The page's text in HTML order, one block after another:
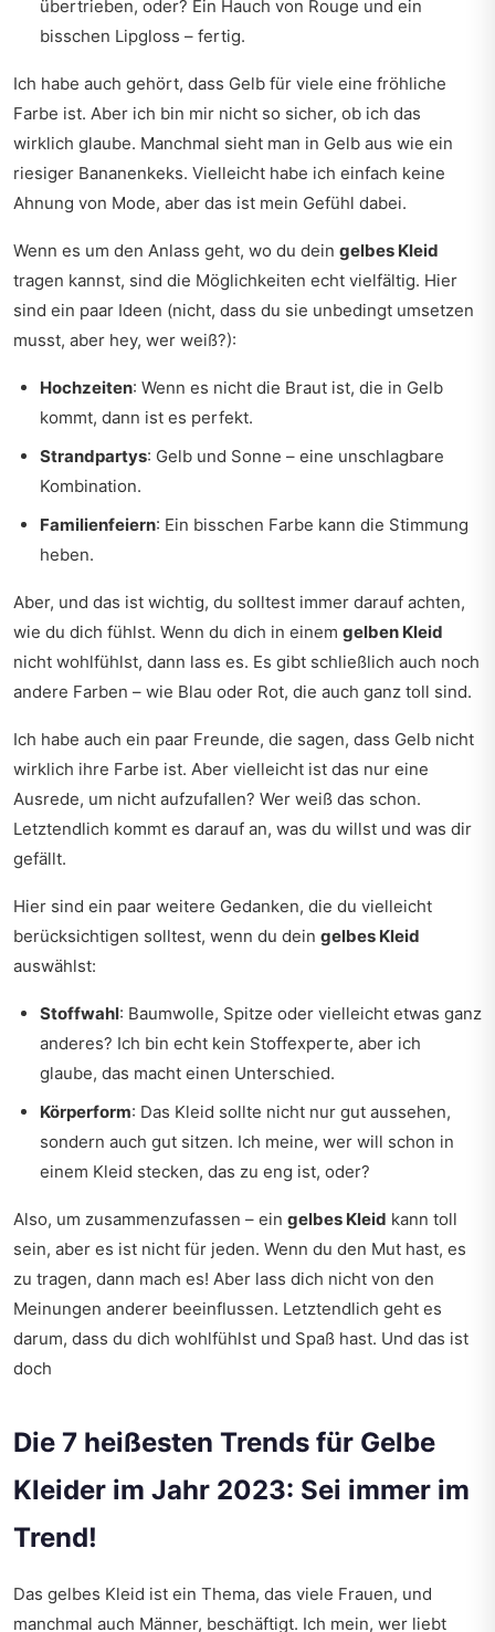
übertrieben, oder? Ein Hauch von Rouge und ein
bisschen Lipgloss – fertig.
Ich habe auch gehört, dass Gelb für viele eine fröhliche
Farbe ist. Aber ich bin mir nicht so sicher, ob ich das
wirklich glaube. Manchmal sieht man in Gelb aus wie ein
riesiger Bananenkeks. Vielleicht habe ich einfach keine
Ahnung von Mode, aber das ist mein Gefühl dabei.
Wenn es um den Anlass geht, wo du dein gelbes Kleid
tragen kannst, sind die Möglichkeiten echt vielfältig. Hier
sind ein paar Ideen (nicht, dass du sie unbedingt umsetzen
musst, aber hey, wer weiß?):
Hochzeiten: Wenn es nicht die Braut ist, die in Gelb
kommt, dann ist es perfekt.
Strandpartys: Gelb und Sonne – eine unschlagbare
Kombination.
Familienfeiern: Ein bisschen Farbe kann die Stimmung
heben.
Aber, und das ist wichtig, du solltest immer darauf achten,
wie du dich fühlst. Wenn du dich in einem gelben Kleid
nicht wohlfühlst, dann lass es. Es gibt schließlich auch noch
andere Farben – wie Blau oder Rot, die auch ganz toll sind.
Ich habe auch ein paar Freunde, die sagen, dass Gelb nicht
wirklich ihre Farbe ist. Aber vielleicht ist das nur eine
Ausrede, um nicht aufzufallen? Wer weiß das schon.
Letztendlich kommt es darauf an, was du willst und was dir
gefällt.
Hier sind ein paar weitere Gedanken, die du vielleicht
berücksichtigen solltest, wenn du dein gelbes Kleid
auswählst:
Stoffwahl: Baumwolle, Spitze oder vielleicht etwas ganz
anderes? Ich bin echt kein Stoffexperte, aber ich
glaube, das macht einen Unterschied.
Körperform: Das Kleid sollte nicht nur gut aussehen,
sondern auch gut sitzen. Ich meine, wer will schon in
einem Kleid stecken, das zu eng ist, oder?
Also, um zusammenzufassen – ein gelbes Kleid kann toll
sein, aber es ist nicht für jeden. Wenn du den Mut hast, es
zu tragen, dann mach es! Aber lass dich nicht von den
Meinungen anderer beeinflussen. Letztendlich geht es
darum, dass du dich wohlfühlst und Spaß hast. Und das ist
doch
Die 7 heißesten Trends für Gelbe
Kleider im Jahr 2023: Sei immer im
Trend!
Das gelbes Kleid ist ein Thema, das viele Frauen, und
manchmal auch Männer, beschäftigt. Ich mein, wer liebt